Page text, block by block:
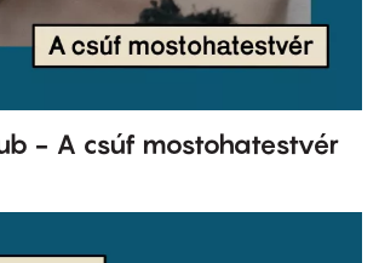
- A csúf mostohatestvér